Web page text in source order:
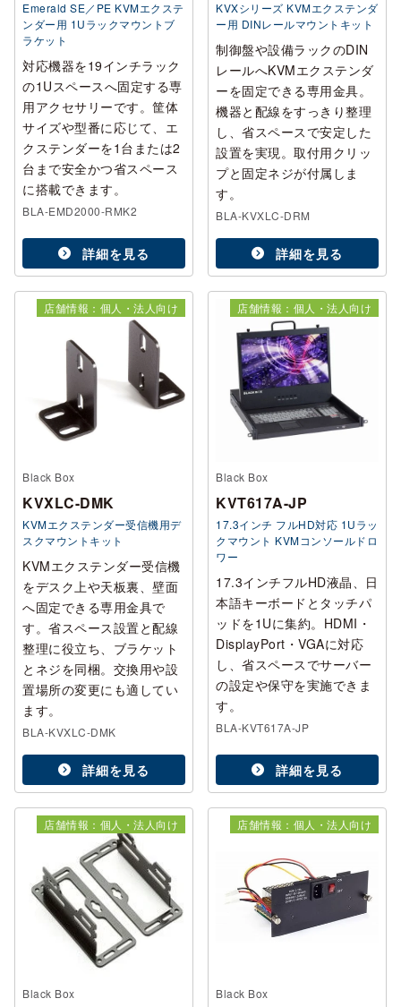
Emerald SE／PE KVMエクステ
ンダー用 1Uラックマウントブ
ラケット
対応機器を19インチラック
の1Uスペースへ固定する専
用アクセサリーです。筐体
サイズや型番に応じて、エ
クステンダーを1台または2
台まで安全かつ省スペース
に搭載できます。
BLA-EMD2000-RMK2
詳細を見る
KVXシリーズ KVMエクステンダ
ー用 DINレールマウントキット
制御盤や設備ラックのDIN
レールへKVMエクステンダ
ーを固定できる専用金具。
機器と配線をすっきり整理
し、省スペースで安定した
設置を実現。取付用クリッ
プと固定ネジが付属しま
す。
BLA-KVXLC-DRM
詳細を見る
店舗情報：個人・法人向け
Black Box
KVXLC-DMK
KVMエクステンダー受信機用デ
スクマウントキット
KVMエクステンダー受信機
をデスク上や天板裏、壁面
へ固定できる専用金具で
す。省スペース設置と配線
整理に役立ち、ブラケット
とネジを同梱。交換用や設
置場所の変更にも適してい
ます。
BLA-KVXLC-DMK
詳細を見る
店舗情報：個人・法人向け
Black Box
KVT617A-JP
17.3インチ フルHD対応 1Uラッ
クマウント KVMコンソールドロ
ワー
17.3インチフルHD液晶、日
本語キーボードとタッチパ
ッドを1Uに集約。HDMI・
DisplayPort・VGAに対応
し、省スペースでサーバー
の設定や保守を実施できま
す。
BLA-KVT617A-JP
詳細を見る
店舗情報：個人・法人向け
Black Box
店舗情報：個人・法人向け
Black Box